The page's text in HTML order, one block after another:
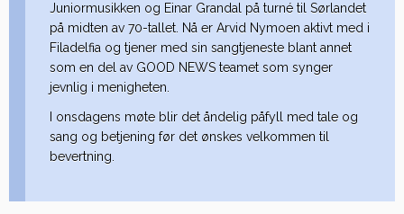
Juniormusikken og Einar Grandal på turné til Sørlandet
på midten av 70-tallet. Nå er Arvid Nymoen aktivt med i
Filadelfia og tjener med sin sangtjeneste blant annet
som en del av GOOD NEWS teamet som synger
jevnlig i menigheten.
I onsdagens møte blir det åndelig påfyll med tale og
sang og betjening før det ønskes velkommen til
bevertning.